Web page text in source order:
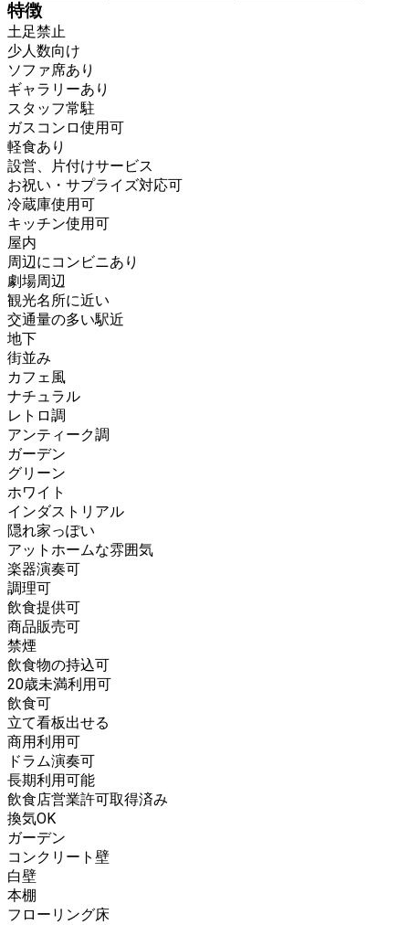
特徴
土足禁止
少人数向け
ソファ席あり
ギャラリーあり
スタッフ常駐
ガスコンロ使用可
軽食あり
設営、片付けサービス
お祝い・サプライズ対応可
冷蔵庫使用可
キッチン使用可
屋内
周辺にコンビニあり
劇場周辺
観光名所に近い
交通量の多い駅近
地下
街並み
カフェ風
ナチュラル
レトロ調
アンティーク調
ガーデン
グリーン
ホワイト
インダストリアル
隠れ家っぽい
アットホームな雰囲気
楽器演奏可
調理可
飲食提供可
商品販売可
禁煙
飲食物の持込可
20歳未満利用可
飲食可
立て看板出せる
商用利用可
ドラム演奏可
長期利用可能
飲食店営業許可取得済み
換気OK
ガーデン
コンクリート壁
白壁
本棚
フローリング床